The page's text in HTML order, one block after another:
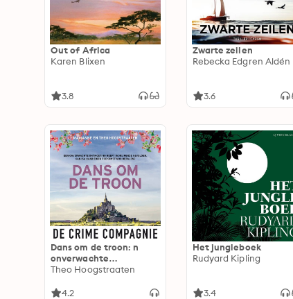
Out of Africa
Karen Blixen
3.8
Zwarte zeilen
Rebecka Edgren Aldén
3.6
Dans om de troon: n
onverwachte
ontmoeting heeft
Kan Isa haar eigen
Theo Hoogstraaten
4.2
Het jungleboek
Rudyard Kipling
3.4